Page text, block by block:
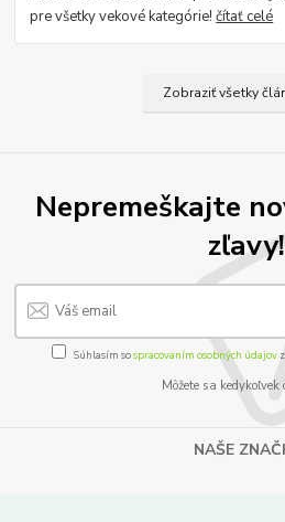
pre všetky vekové kategórie!čítať celé
Zobraziť všetky
Nepremeškajte
zľavy!
Súhlasím sospracovaním osobných údajov
Môžete sa
NAŠE